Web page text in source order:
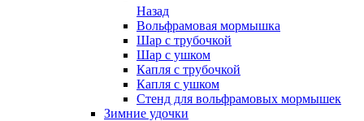
Назад
Вольфрамовая мормышка
Шар с трубочкой
Шар с ушком
Капля с трубочкой
Капля с ушком
Стенд для вольфрамовых мормышек
Зимние удочки